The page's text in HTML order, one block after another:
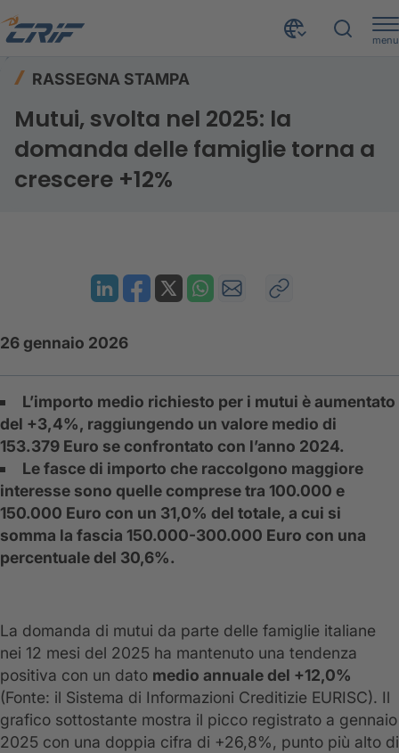
menu
RASSEGNA STAMPA
Mutui, svolta nel 2025: la
domanda delle famiglie torna a
crescere +12%
26 gennaio 2026
L’importo medio richiesto per i mutui è aumentato
del +3,4%, raggiungendo un valore medio di
153.379 Euro se confrontato con l’anno 2024.
Le fasce di importo che raccolgono maggiore
interesse sono quelle comprese tra 100.000 e
150.000 Euro con un 31,0% del totale, a cui si
somma la fascia 150.000-300.000 Euro con una
percentuale del 30,6%.
La domanda di mutui da parte delle famiglie italiane
nei 12 mesi del 2025 ha mantenuto una tendenza
positiva con un dato medio annuale del +12,0%
(Fonte: il Sistema di Informazioni Creditizie EURISC). Il
grafico sottostante mostra il picco registrato a gennaio
2025 con una doppia cifra di +26,8%, punto più alto di